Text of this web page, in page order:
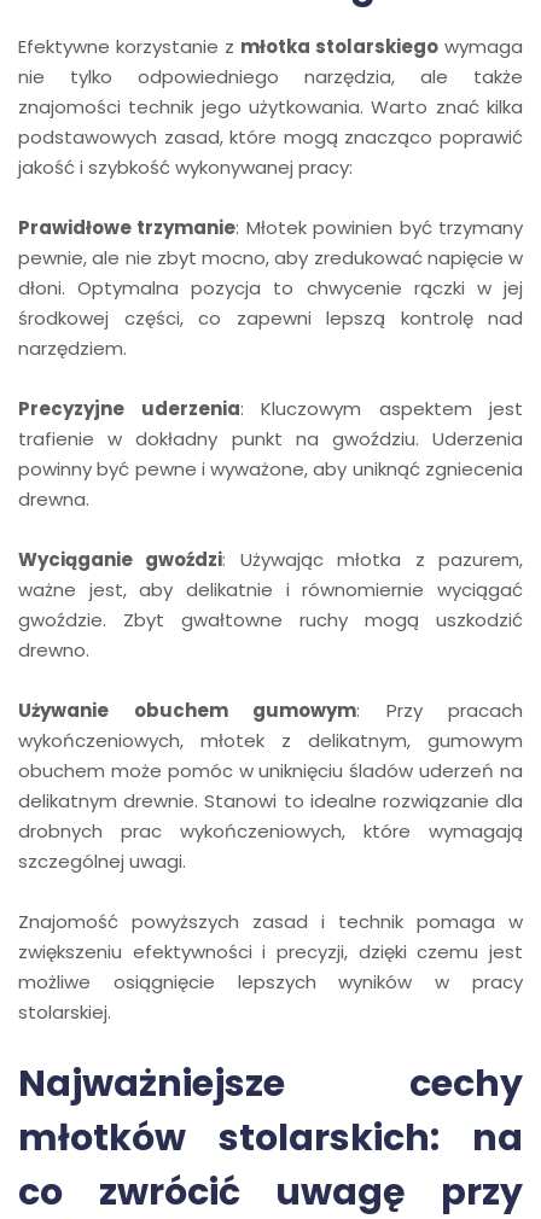
Efektywne korzystanie z młotka stolarskiego wymaga
nie tylko odpowiedniego narzędzia, ale także
znajomości technik jego użytkowania. Warto znać kilka
podstawowych zasad, które mogą znacząco poprawić
jakość i szybkość wykonywanej pracy:
Prawidłowe trzymanie: Młotek powinien być trzymany
pewnie, ale nie zbyt mocno, aby zredukować napięcie w
dłoni. Optymalna pozycja to chwycenie rączki w jej
środkowej części, co zapewni lepszą kontrolę nad
narzędziem.
Precyzyjne uderzenia: Kluczowym aspektem jest
trafienie w dokładny punkt na gwoździu. Uderzenia
powinny być pewne i wyważone, aby uniknąć zgniecenia
drewna.
Wyciąganie gwoździ: Używając młotka z pazurem,
ważne jest, aby delikatnie i równomiernie wyciągać
gwoździe. Zbyt gwałtowne ruchy mogą uszkodzić
drewno.
Używanie obuchem gumowym: Przy pracach
wykończeniowych, młotek z delikatnym, gumowym
obuchem może pomóc w uniknięciu śladów uderzeń na
delikatnym drewnie. Stanowi to idealne rozwiązanie dla
drobnych prac wykończeniowych, które wymagają
szczególnej uwagi.
Znajomość powyższych zasad i technik pomaga w
zwiększeniu efektywności i precyzji, dzięki czemu jest
możliwe osiągnięcie lepszych wyników w pracy
stolarskiej.
Najważniejsze cechy
młotków stolarskich: na
co zwrócić uwagę przy